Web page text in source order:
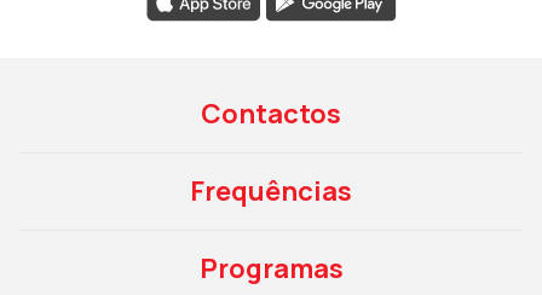
Contactos
Frequências
Programas